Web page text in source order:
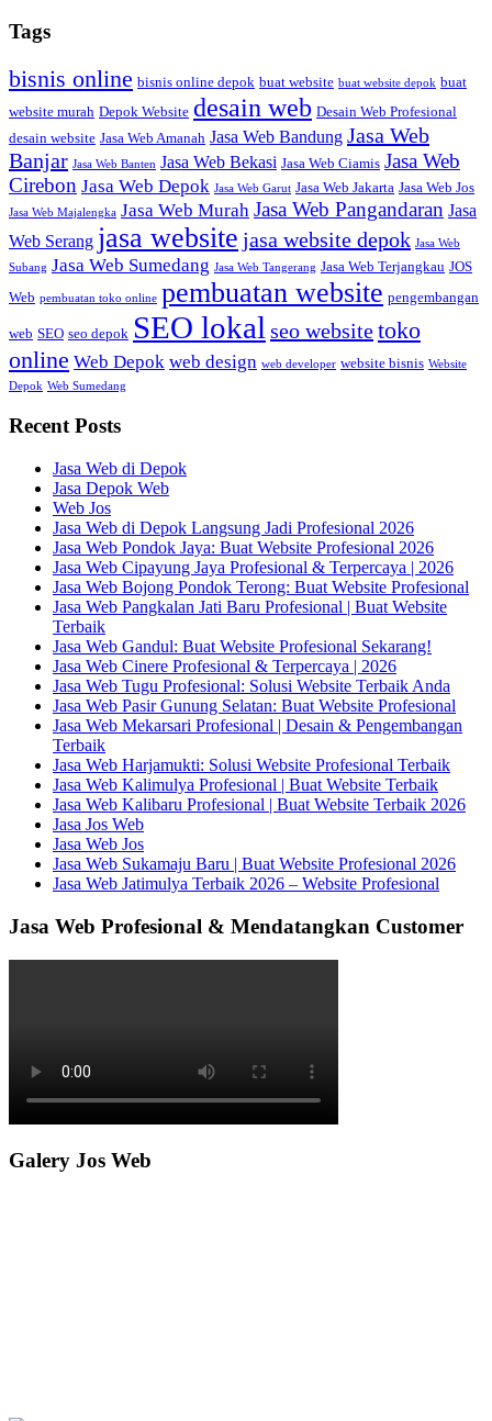
Tags
bisnis online bisnis online depok buat website buat website depok buat
website murah Depok Website desain web Desain Web Profesional
desain website Jasa Web Amanah Jasa Web Bandung Jasa Web
Banjar Jasa Web Banten Jasa Web Bekasi Jasa Web Ciamis Jasa Web
Cirebon Jasa Web Depok Jasa Web Garut Jasa Web Jakarta Jasa Web Jos
Jasa Web Majalengka Jasa Web Murah Jasa Web Pangandaran Jasa
Web Serang jasa website jasa website depok Jasa Web
Subang Jasa Web Sumedang Jasa Web Tangerang Jasa Web Terjangkau JOS
Web pembuatan toko online pembuatan website pengembangan
web SEO seo depok SEO lokal seo websitetoko
online Web Depok web design web developer website bisnis Website
Depok Web Sumedang
Recent Posts
Jasa Web di Depok
Jasa Depok Web
Web Jos
Jasa Web di Depok Langsung Jadi Profesional 2026
Jasa Web Pondok Jaya: Buat Website Profesional 2026
Jasa Web Cipayung Jaya Profesional & Terpercaya | 2026
Jasa Web Bojong Pondok Terong: Buat Website Profesional
Jasa Web Pangkalan Jati Baru Profesional | Buat Website
Terbaik
Jasa Web Gandul: Buat Website Profesional Sekarang!
Jasa Web Cinere Profesional & Terpercaya | 2026
Jasa Web Tugu Profesional: Solusi Website Terbaik Anda
Jasa Web Pasir Gunung Selatan: Buat Website Profesional
Jasa Web Mekarsari Profesional | Desain & Pengembangan
Terbaik
Jasa Web Harjamukti: Solusi Website Profesional Terbaik
Jasa Web Kalimulya Profesional | Buat Website Terbaik
Jasa Web Kalibaru Profesional | Buat Website Terbaik 2026
Jasa Jos Web
Jasa Web Jos
Jasa Web Sukamaju Baru | Buat Website Profesional 2026
Jasa Web Jatimulya Terbaik 2026 – Website Profesional
Jasa Web Profesional & Mendatangkan Customer
Galery Jos Web